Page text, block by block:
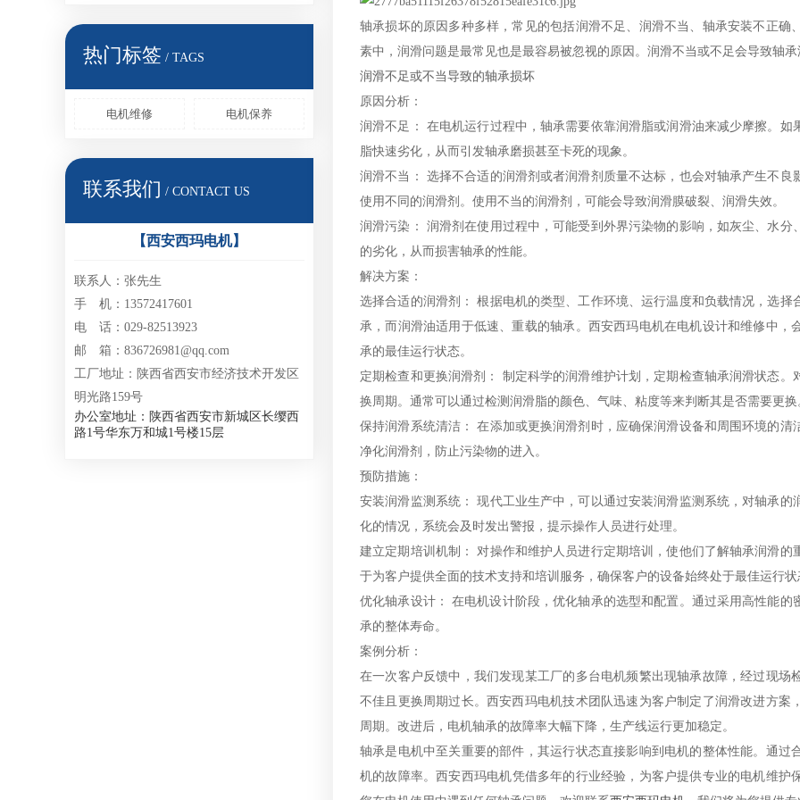
热门标签 / TAGS
电机维修 电机保养
联系我们 / CONTACT US
【西安西玛电机】
联系人：张先生
手 机：13572417601
电 话：029-82513923
邮 箱：836726981@qq.com
工厂地址：陕西省西安市经济技术开发区
明光路159号
办公室地址：陕西省西安市新城区长缨西
路1号华东万和城1号楼15层
轴承损坏的原因多种多样，常见的包括润滑不足、润滑不当、轴承安装不正
素中，润滑问题是最常见也是最容易被忽视的原因。润滑不当或不足会导致轴
润滑不足或不当导致的轴承损坏
原因分析：
润滑不足：
在电机运行过程中，轴承需要依靠润滑脂或润滑油来减少摩擦。
脂快速劣化，从而引发轴承磨损甚至卡死的现象。
润滑不当：
选择不合适的润滑剂或者润滑剂质量不达标，也会对轴承产生不
使用不同的润滑剂。使用不当的润滑剂，可能会导致润滑膜破裂、润滑失效。
润滑污染：
润滑剂在使用过程中，可能受到外界污染物的影响，如灰尘、水
的劣化，从而损害轴承的性能。
解决方案：
选择合适的润滑剂：
根据电机的类型、工作环境、运行温度和负载情况，选
承，而润滑油适用于低速、重载的轴承。 西安西玛电机在电机设计和维修中，
承的最佳运行状态。
定期检查和更换润滑剂：
制定科学的润滑维护计划，定期检查轴承润滑状态
换周期。通常可以通过检测润滑脂的颜色、气味、粘度等来判断其是否需要更换
保持润滑系统清洁：
在添加或更换润滑剂时，应确保润滑设备和周围环境的
净化润滑剂，防止污染物的进入。
预防措施：
安装润滑监测系统：
现代工业生产中，可以通过安装润滑监测系统，对轴承
化的情况，系统会及时发出警报，提示操作人员进行处理。
建立定期培训机制：
对操作和维护人员进行定期培训，使他们了解轴承润滑的
于为客户提供全面的技术支持和培训服务，确保客户的设备始终处于最佳运行状
优化轴承设计：
在电机设计阶段，优化轴承的选型和配置。通过采用高性能
承的整体寿命。
案例分析：
在一次客户反馈中，我们发现某工厂的多台电机频繁出现轴承故障，经过现
不佳且更换周期过长。 西安西玛电机技术团队迅速为客户制定了润滑改进方案
周期。改进后，电机轴承的故障率大幅下降，生产线运行更加稳定。
轴承是电机中至关重要的部件，其运行状态直接影响到电机的整体性能。通
机的故障率。 西安西玛电机凭借多年的行业经验，为客户提供专业的电机维